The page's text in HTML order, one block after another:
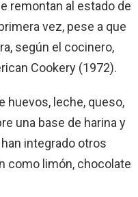
remontan al estado de
vez, pese a que
según el cocinero,
Cookery (1972).
huevos, leche, queso,
una base de harina y
integrado otros
como limón, chocolate